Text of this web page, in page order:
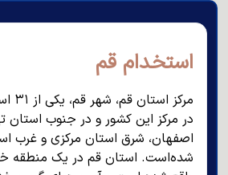
استخدام قم
در مرکز این کشور و در جنوب استان
اصفهان، شرق استان مرکزی و غرب
شده‌است. استان قم در یک